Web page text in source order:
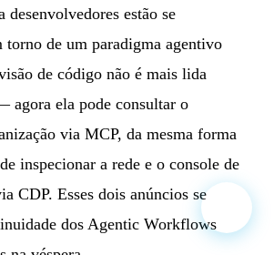
desenvolvedores estão se
torno de um paradigma agentivo
de código não é mais lida
agora ela pode consultar o
via MCP, da mesma forma
inspecionar a rede e o console de
CDP. Esses dois anúncios se
dos Agentic Workflows